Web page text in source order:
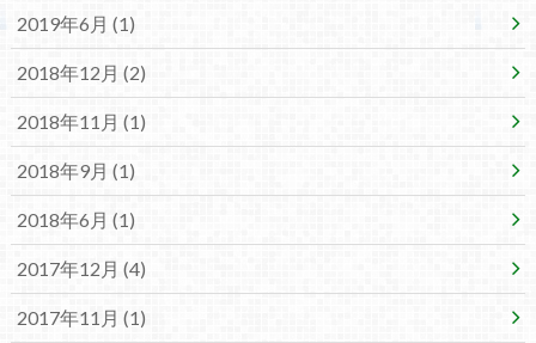
2019年6月 (1)
2018年12月 (2)
2018年11月 (1)
2018年9月 (1)
2018年6月 (1)
2017年12月 (4)
2017年11月 (1)